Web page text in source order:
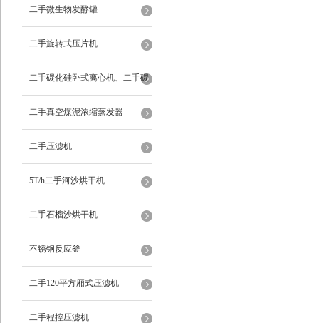
二手微生物发酵罐
二手旋转式压片机
二手碳化硅卧式离心机、二手碳
化硅分级机、二手碳化硅水洗离
心机
二手真空煤泥浓缩蒸发器
二手压滤机
5T/h二手河沙烘干机
二手石榴沙烘干机
不锈钢反应釜
二手120平方厢式压滤机
二手程控压滤机